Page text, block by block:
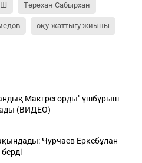
Төрехан Сабырхан
оқу-жаттығу жиыны
Макгрегорды" үшбұрыш
(ВИДЕО)
Чурчаев Еркебұлан